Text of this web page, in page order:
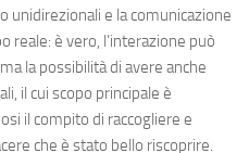
unidirezionali e la comunicazione
reale: è vero, l’interazione può
la possibilità di avere anche
il cui scopo principale è
il compito di raccogliere e
che è stato bello riscoprire.